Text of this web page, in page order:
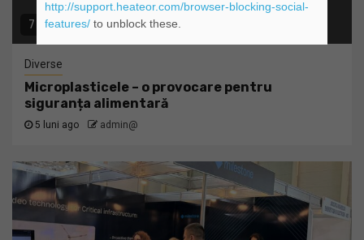
7 min read
Diverse
Microplasticele – o provocare pentru
siguranța alimentară
5 luni ago admin@
http://support.heateor.com/browser-blocking-social-
features/to unblock these.